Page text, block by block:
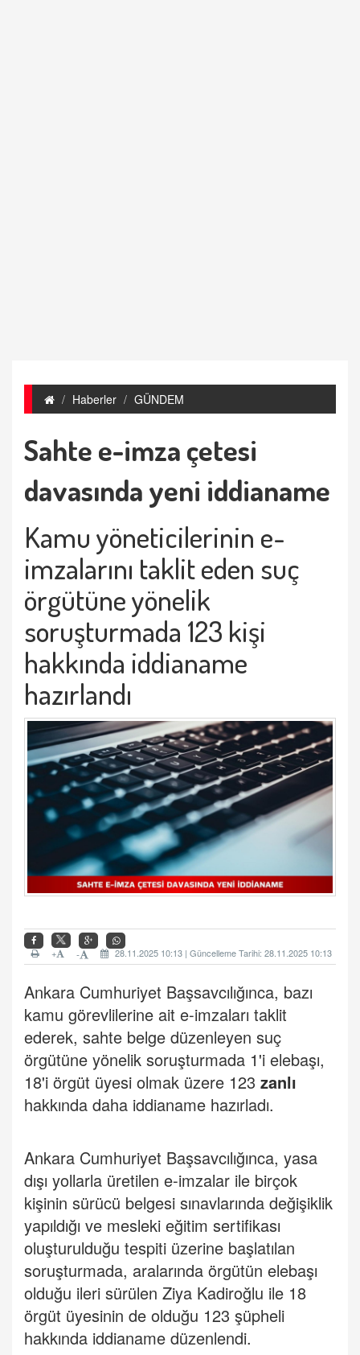
Haberler GÜNDEM
Sahte e-imza çetesi
davasında yeni iddianame
Kamu yöneticilerinin e-
imzalarını taklit eden suç
örgütüne yönelik
soruşturmada 123 kişi
hakkında iddianame
hazırlandı
28.11.2025 10:13 | Güncelleme Tarihi: 28.11.2025 10:13
-
+
Ankara Cumhuriyet Başsavcılığınca, bazı
kamu görevlilerine ait e-imzaları taklit
ederek, sahte belge düzenleyen suç
örgütüne yönelik soruşturmada 1'i elebaşı,
18'i örgüt üyesi olmak üzere 123 zanlı
hakkında daha iddianame hazırladı.
Ankara Cumhuriyet Başsavcılığınca, yasa
dışı yollarla üretilen e-imzalar ile birçok
kişinin sürücü belgesi sınavlarında değişiklik
yapıldığı ve mesleki eğitim sertifikası
oluşturulduğu tespiti üzerine başlatılan
soruşturmada, aralarında örgütün elebaşı
olduğu ileri sürülen Ziya Kadiroğlu ile 18
örgüt üyesinin de olduğu 123 şüpheli
hakkında iddianame düzenlendi.